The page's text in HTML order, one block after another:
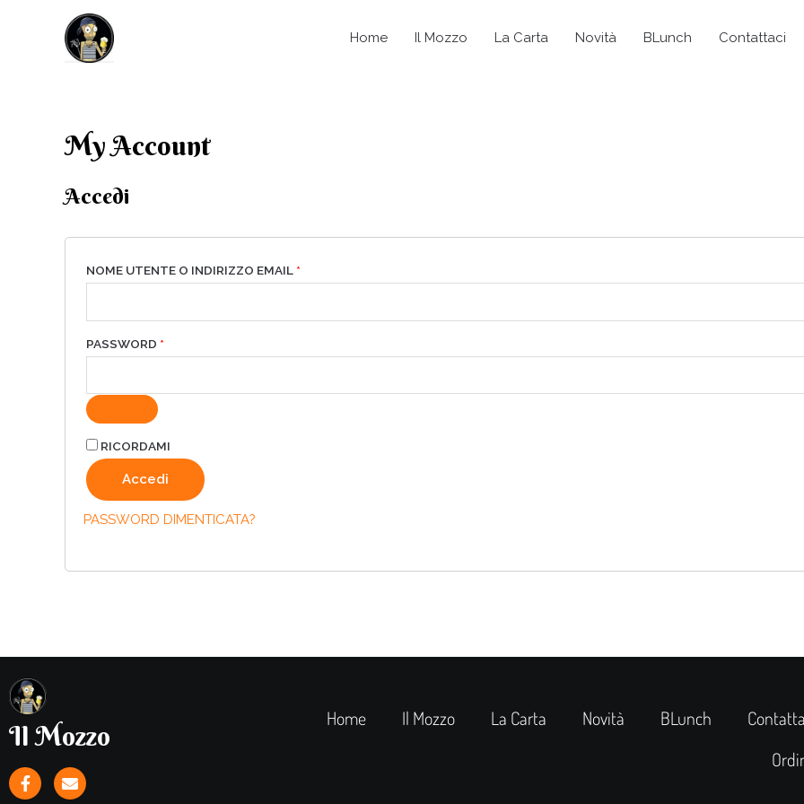
Home Il Mozzo La Carta Novità BLunch Contattaci
My Account
Accedi
NOME UTENTE O INDIRIZZO EMAIL *
PASSWORD *
RICORDAMI
Accedi
PASSWORD DIMENTICATA?
Il Mozzo
Home Il Mozzo La Carta Novità BLunch